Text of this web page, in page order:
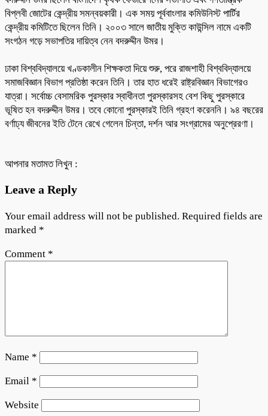
বিপ্লবী জোটের কেন্দ্রীয় সমন্বয়কারী। এক সময় পূর্ববাংলার কমিউনিস্ট পার্টির
কেন্দ্রীয় কমিটিতে ছিলেন তিনি। ২০০৩ সালে জাতীয় মুক্তি কাউন্সিল নামে একটি
সংগঠন গড়ে সভাপতির দায়িত্ব নেন বদরুদ্দীন উমর।
ঢাকা বিশ্ববিদ্যালয়ে খণ্ডকালীন শিক্ষকতা দিয়ে শুরু, পরে রাজশাহী বিশ্ববিদ্যালয়ে
সমাজবিজ্ঞান বিভাগ প্রতিষ্ঠা করেন তিনি। তার হাত ধরেই রাষ্ট্রবিজ্ঞান বিভাগেরও
যাত্রা। সর্বোচ্চ বেসামরিক পুরস্কার স্বাধীনতা পুরস্কারসহ বেশ কিছু পুরস্কারে
ভূষিত হন বদরুদ্দীন উমর। তবে কোনো পুরস্কারই তিনি গ্রহণ করেননি। ৯৪ বছরের
বর্ণাঢ্য জীবনের ইতি টেনে রেখে গেলেন চিন্তা, দর্শন আর সংগ্রামের অনুপ্রেরণা।
আপনার মতামত লিখুন :
Leave a Reply
Your email address will not be published. Required fields are
marked *
Comment *
Name *
Email *
Website